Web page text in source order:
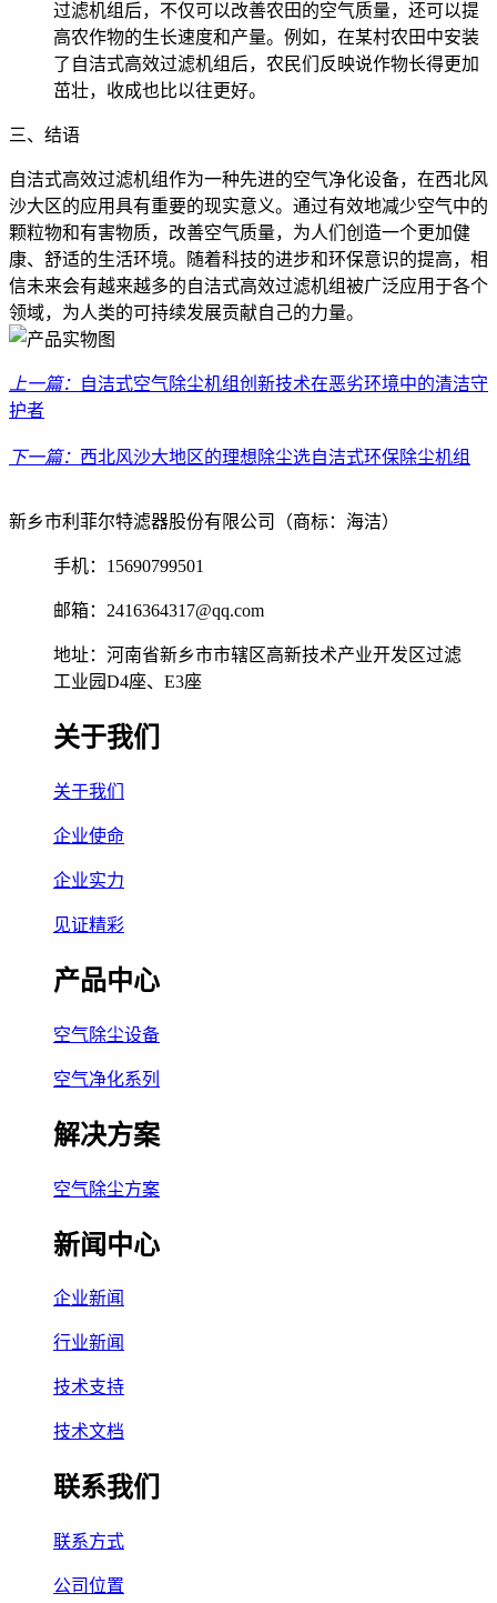
过滤机组后，不仅可以改善农田的空气质量，还可以提
高农作物的生长速度和产量。例如，在某村农田中安装
了自洁式高效过滤机组后，农民们反映说作物长得更加
茁壮，收成也比以往更好。
三、结语
自洁式高效过滤机组作为一种先进的空气净化设备，在西北风
沙大区的应用具有重要的现实意义。通过有效地减少空气中的
颗粒物和有害物质，改善空气质量，为人们创造一个更加健
康、舒适的生活环境。随着科技的进步和环保意识的提高，相
信未来会有越来越多的自洁式高效过滤机组被广泛应用于各个
领域，为人类的可持续发展贡献自己的力量。
上一篇： 自洁式空气除尘机组创新技术在恶劣环境中的清洁守
护者
下一篇： 西北风沙大地区的理想除尘选自洁式环保除尘机组
新乡市利菲尔特滤器股份有限公司（商标：海洁）
手机：15690799501
邮箱：2416364317@qq.com
地址：河南省新乡市市辖区高新技术产业开发区过滤
工业园D4座、E3座
关于我们
关于我们
企业使命
企业实力
见证精彩
产品中心
空气除尘设备
空气净化系列
解决方案
空气除尘方案
新闻中心
企业新闻
行业新闻
技术支持
技术文档
联系我们
联系方式
公司位置